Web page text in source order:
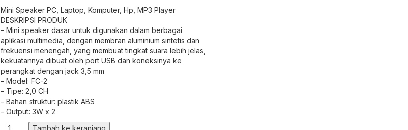
Mini Speaker PC, Laptop, Komputer, Hp, MP3 Player
DESKRIPSI PRODUK
– Mini speaker dasar untuk digunakan dalam berbagai
aplikasi multimedia, dengan membran aluminium sintetis dan
frekuensi menengah, yang membuat tingkat suara lebih jelas,
kekuatannya dibuat oleh port USB dan koneksinya ke
perangkat dengan jack 3,5 mm
– Model: FC-2
– Tipe: 2,0 CH
– Bahan struktur: plastik ABS
– Output: 3W x 2
Kuantitas